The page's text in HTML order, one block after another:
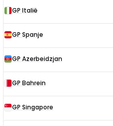
GP Italië
GP Spanje
GP Azerbeidzjan
GP Bahrein
GP Singapore